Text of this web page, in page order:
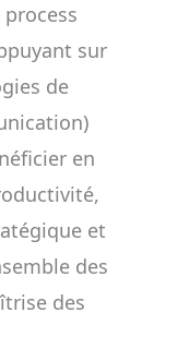
sur
de
en
et
des
des